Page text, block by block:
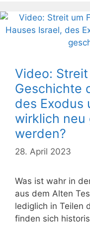
Video:
Geschichte
des Exodus
wirklich neu
werden?
28. April 2023
Was ist wahr in
aus dem Alten
lediglich in Teilen
finden sich